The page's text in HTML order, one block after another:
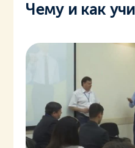
Чему и как